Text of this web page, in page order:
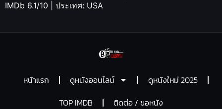
IMDb 6.1/10 | ประเทศ: USA
หน้าแรก ดูหนังออนไลน์
ดูหนังใหม่ 2025
TOP IMDB
ติดต่อ / ขอหนัง